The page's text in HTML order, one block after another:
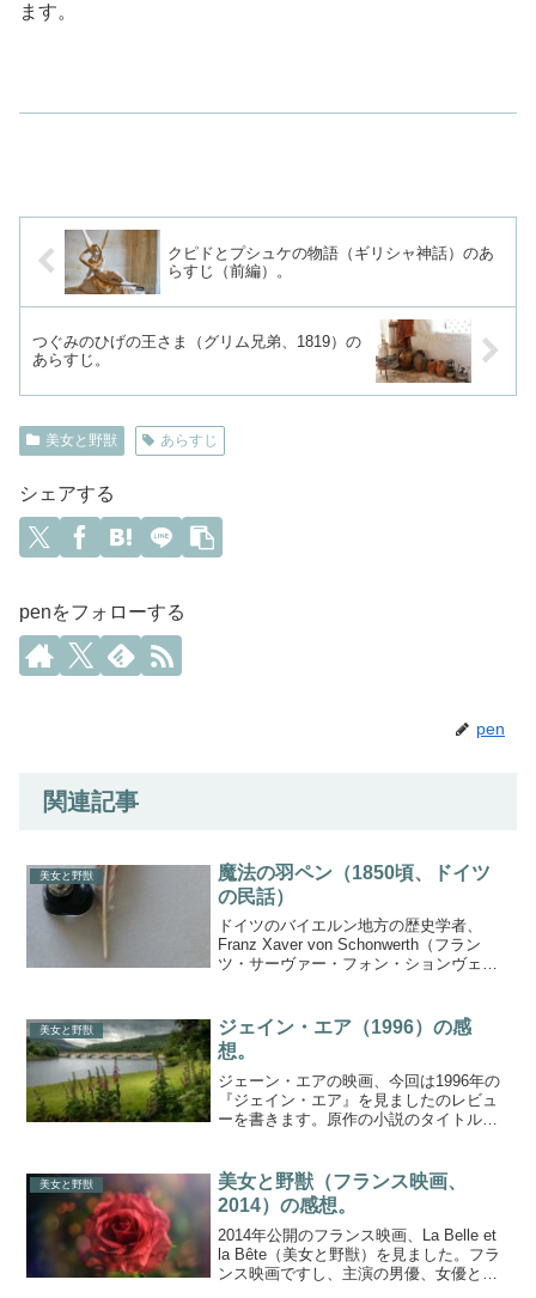
ます。
クピドとプシュケの物語（ギリシャ神話）のあ
らすじ（前編）。
つぐみのひげの王さま（グリム兄弟、1819）の
あらすじ。
美女と野獣 あらすじ
シェアする
penをフォローする
pen
関連記事
美女と野獣
魔法の羽ペン（1850頃、ドイツ
の民話）
ドイツのバイエルン地方の歴史学者、
Franz Xaver von Schonwerth（フラン
ツ・サーヴァー・フォン・ションヴェル
た羽ペン)とい...
美女と野獣
ジェイン・エア（1996）の感
想。
ジェーン・エアの映画、今回は1996年の
『ジェイン・エア』を見ましたのレビュ
ーを書きます。原作の小説のタイトル
すが、この映画は、Amazonでも、
Wikipe...
美女と野獣
美女と野獣（フランス映画、
2014）の感想。
2014年公開のフランス映画、La Belle et
la Bête（美女と野獣）を見ました。フラ
ンス映画ですし、主演の男優、女優と